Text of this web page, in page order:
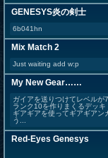
GENESYS炎の剣士
6b041hn
Mix Match 2
Just waiting add w:p
My New Gear……
ガイアを送りつけてレベル
ランク10を作りまくるデッ
ギアギアを使ってギアギアン
う...
Red-Eyes Genesys